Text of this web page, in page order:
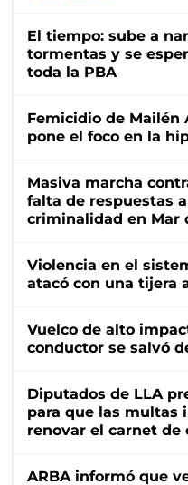
El tiempo: sube a
tormentas y se
toda la PBA
Femicidio de Mailén
pone el foco en la
Masiva marcha
falta de respuestas
criminalidad en Mar
Violencia en el
atacó con una tijera
Vuelco de alto
conductor se salvó
Diputados de LLA
para que las multas
renovar el carnet de
ARBA informó que